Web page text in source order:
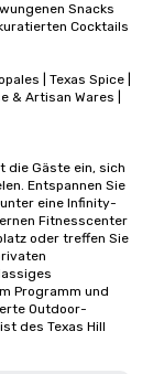
Snacks
Cocktails
| Texas Spice |
& Artisan Wares |
die Gäste ein, sich
Entspannen Sie
eine Infinity-
Fitnesscenter
oder treffen Sie
Programm und
Outdoor-
des Texas Hill